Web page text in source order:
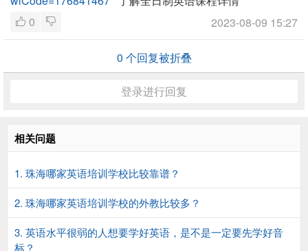
0
2023-08-09 15:27
0 个回复被折叠
登录进行回复
相关问题
1. 珠海哪家英语培训学校比较靠谱？
2. 珠海哪家英语培训学校的外教比较多？
3. 英语水平很弱的人想要学好英语，是不是一定要先学好音
标？